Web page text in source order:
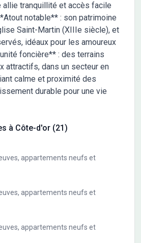
allie tranquillité et accès facile
notable** : son patrimoine
Saint-Martin (XIIIe siècle), et
idéaux pour les amoureux
foncière** : des terrains
attractifs, dans un secteur en
calme et proximité des
durable pour une vie
à Côte-d'or (21)
appartements neufs et
appartements neufs et
appartements neufs et